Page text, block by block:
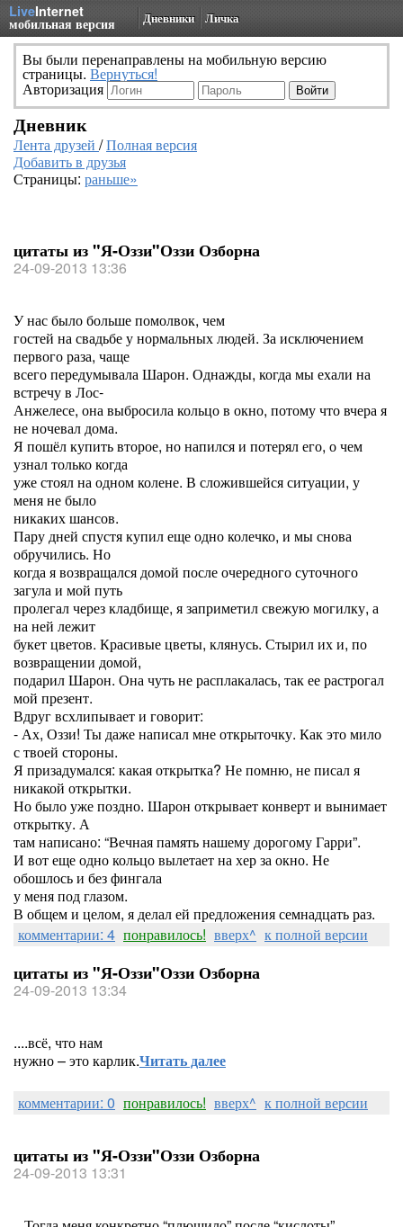
LiveInternet
мобильная версия Дневники Личка
Вы были перенаправлены на мобильную версию
страницы. Вернуться!
Авторизация
Дневник
Лента друзей /Полная версия
Добавить в друзья
Страницы: раньше»
цитаты из "Я-Оззи"Оззи Озборна
24-09-2013 13:36
У нас было больше помолвок, чем
гостей на свадьбе у нормальных людей. За исключением
первого раза, чаще
всего передумывала Шарон. Однажды, когда мы ехали на
встречу в Лос-
Анжелесе, она выбросила кольцо в окно, потому что вчера я
не ночевал дома.
Я пошёл купить второе, но напился и потерял его, о чем
узнал только когда
уже стоял на одном колене. В сложившейся ситуации, у
меня не было
никаких шансов.
Пару дней спустя купил еще одно колечко, и мы снова
обручились. Но
когда я возвращался домой после очередного суточного
загула и мой путь
пролегал через кладбище, я заприметил свежую могилку, а
на ней лежит
букет цветов. Красивые цветы, клянусь. Стырил их и, по
возвращении домой,
подарил Шарон. Она чуть не расплакалась, так ее растрогал
мой презент.
Вдруг всхлипывает и говорит:
- Ах, Оззи! Ты даже написал мне открыточку. Как это мило
с твоей стороны.
Я призадумался: какая открытка? Не помню, не писал я
никакой открытки.
Но было уже поздно. Шарон открывает конверт и вынимает
открытку. А
там написано: “Вечная память нашему дорогому Гарри”.
И вот еще одно кольцо вылетает на хер за окно. Не
обошлось и без фингала
у меня под глазом.
В общем и целом, я делал ей предложения семнадцать раз.
комментарии: 4 понравилось! вверх^ к полной версии
цитаты из "Я-Оззи"Оззи Озборна
24-09-2013 13:34
....всё, что нам
нужно – это карлик.Читать далее
комментарии: 0 понравилось! вверх^ к полной версии
цитаты из "Я-Оззи"Оззи Озборна
24-09-2013 13:31